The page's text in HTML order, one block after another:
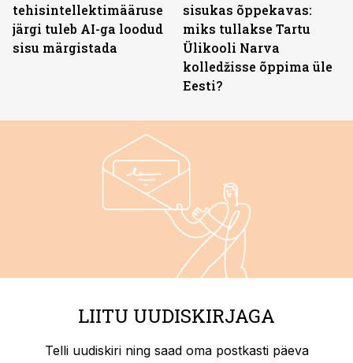
tehisintellektimääruse
järgi tuleb AI-ga loodud
sisu märgistada
sisukas õppekavas:
miks tullakse Tartu
Ülikooli Narva
kolledžisse õppima üle
Eesti?
LIITU UUDISKIRJAGA
Telli uudiskiri ning saad oma postkasti päeva